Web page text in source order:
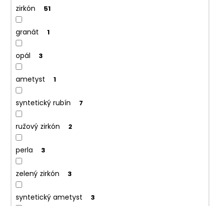
zirkón 51
granát 1
opál 3
ametyst 1
syntetický rubín 7
ružový zirkón 2
perla 3
zelený zirkón 3
syntetický ametyst 3